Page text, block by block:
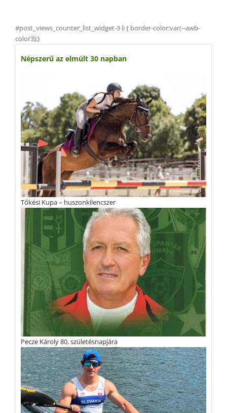
#post_views_counter_list_widget-3 li { border-color:var(--awb-
color3);}
Népszerű az elmúlt 30 napban
Tőkési Kupa – huszonkilencszer
Pecze Károly 80. születésnapjára